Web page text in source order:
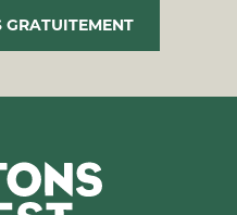
GRATUITEMENT